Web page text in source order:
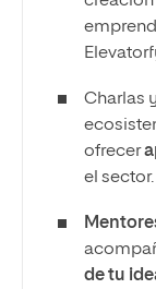
Charlas y
ofrecer
el sector.
de tu